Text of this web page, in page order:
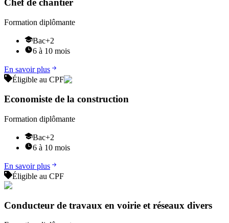
Chef de chantier
Formation diplômante
Bac+2
6 à 10 mois
En savoir plus
Éligible au CPF
Economiste de la construction
Formation diplômante
Bac+2
6 à 10 mois
En savoir plus
Éligible au CPF
Conducteur de travaux en voirie et réseaux divers